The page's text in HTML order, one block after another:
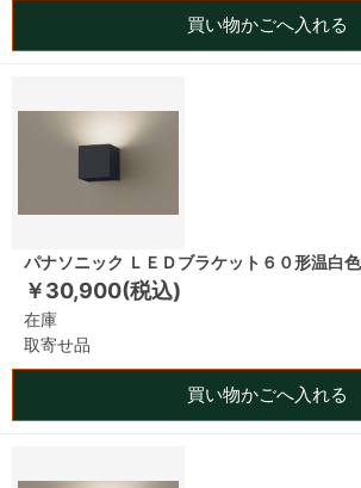
買い物かごへ入れる
パナソニック ＬＥＤブラケット６０形温白
￥30,900(税込)
在庫
取寄せ品
買い物かごへ入れる